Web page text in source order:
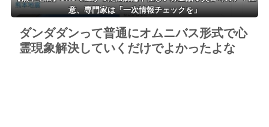
意、専門家は「一次情報チェックを」
ダンダダンって普通にオムニバス形式で心
霊現象解決していくだけでよかったよな